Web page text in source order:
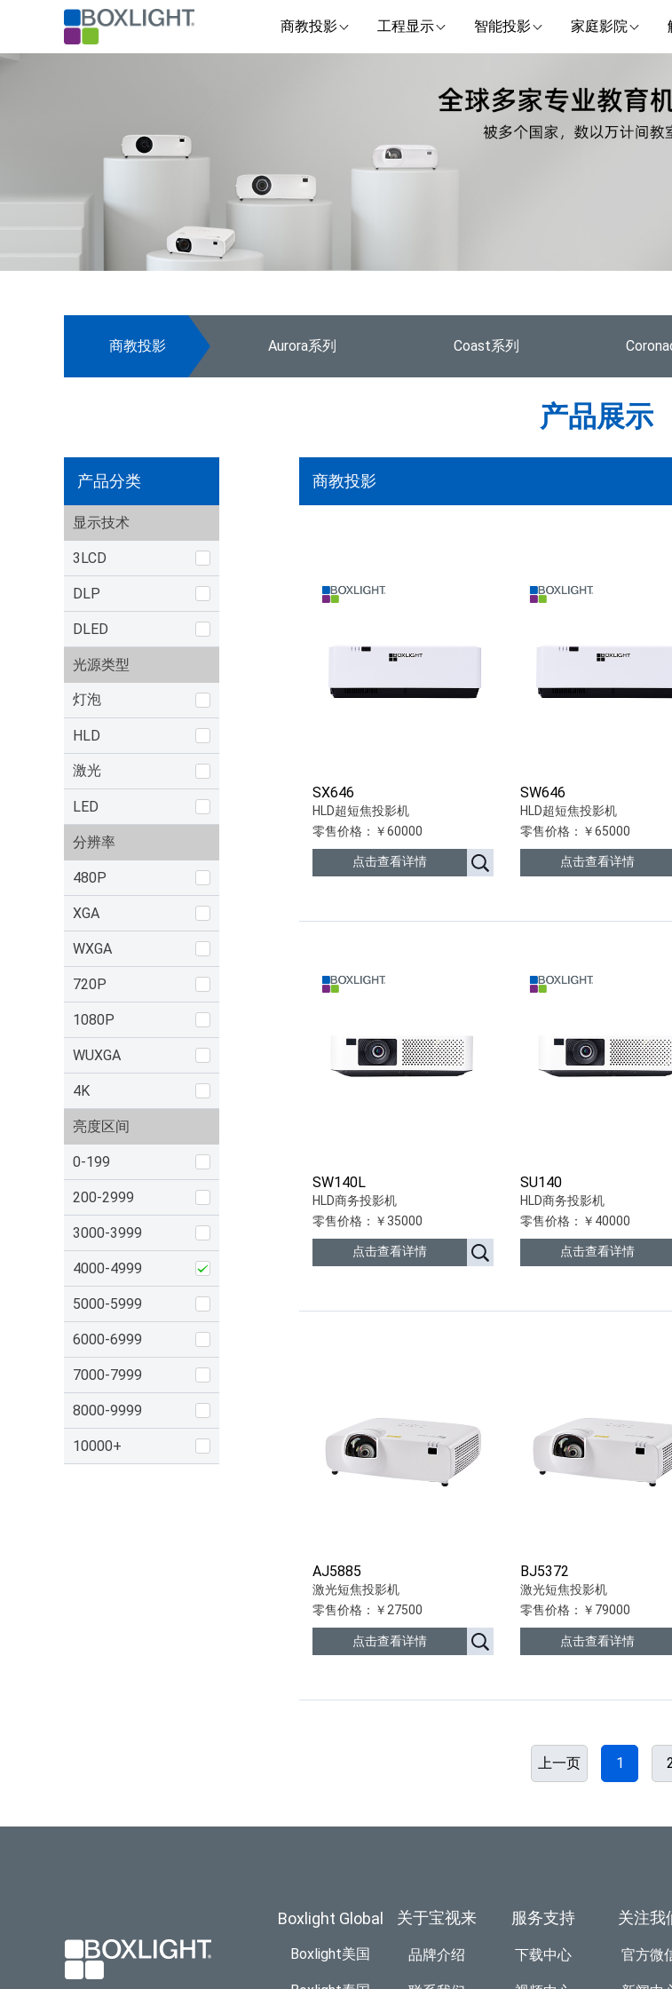
商教投影 工程显示 智能投影 家庭影院
商教投影 Aurora系列 Coast系列
产品展示
产品分类
显示技术
3LCD
DLP
DLED
光源类型
灯泡
HLD
激光
LED
分辨率
480P
XGA
WXGA
720P
1080P
WUXGA
4K
亮度区间
0-199
200-2999
3000-3999
4000-4999
5000-5999
6000-6999
7000-7999
8000-9999
10000+
商教投影
SX646
HLD超短焦投影机
零售价格：￥60000
点击查看详情
SW646
HLD超短焦投影机
零售价格：￥65000
点击查看详情
SW140L
HLD商务投影机
零售价格：￥35000
点击查看详情
SU140
HLD商务投影机
零售价格：￥40000
点击查看详情
AJ5885
激光短焦投影机
零售价格：￥27500
点击查看详情
BJ5372
激光短焦投影机
零售价格：￥79000
点击查看详情
上一页 1
Boxlight Global
Boxlight美国
关于宝视来
品牌介绍
服务支持
下载中心
关注我
官方微